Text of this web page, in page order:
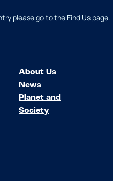
please go to the Find Us page.
About Us
News
Planet and
Society